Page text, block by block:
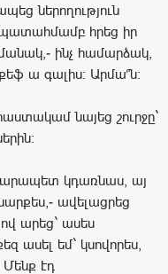
ներողություն
պատահմամբ հրեց իր
ինչ համարձակ,
ա գալիս: Արմա՞ն:
նայեց շուրջը`
կդառնաս, այ
ավելացրեց
արեց` ասես
ասել եմ` կսովորես,
էդ